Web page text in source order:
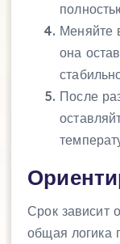
Меняйте
она
После
Срок зависит
общая логика